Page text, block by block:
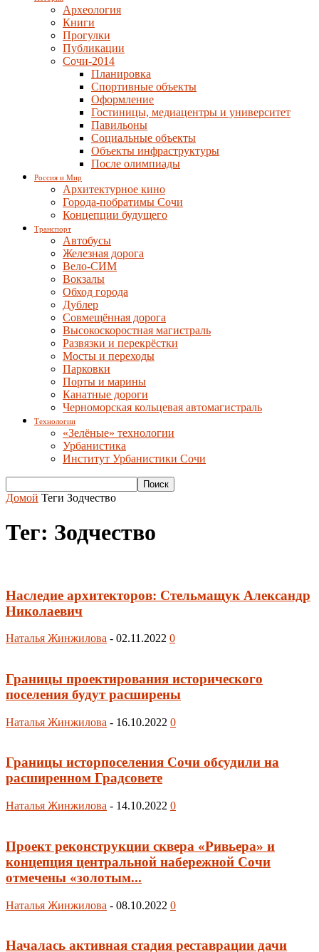
Археология
Книги
Прогулки
Публикации
Сочи-2014
Планировка
Спортивные объекты
Оформление
Гостиницы, медиацентры и университет
Павильоны
Социальные объекты
Объекты инфраструктуры
После олимпиады
Россия и Мир
Архитектурное кино
Города-побратимы Сочи
Концепции будущего
Транспорт
Автобусы
Железная дорога
Вело-СИМ
Вокзалы
Обход города
Дублер
Совмещённая дорога
Высокоскоростная магистраль
Развязки и перекрёстки
Мосты и переходы
Парковки
Порты и марины
Канатные дороги
Черноморская кольцевая автомагистраль
Технологии
«Зелёные» технологии
Урбанистика
Институт Урбанистики Сочи
Домой Теги Зодчество
Тег: Зодчество
Наследие архитекторов: Стельмащук Александр
Николаевич
Наталья Жинжилова - 02.11.2022 0
Границы проектирования исторического
поселения будут расширены
Наталья Жинжилова - 16.10.2022 0
Границы исторпоселения Сочи обсудили на
расширенном Градсовете
Наталья Жинжилова - 14.10.2022 0
Проект реконструкции сквера «Ривьера» и
концепция центральной набережной Сочи
отмечены «золотым...
Наталья Жинжилова - 08.10.2022 0
Началась активная стадия реставрации дачи